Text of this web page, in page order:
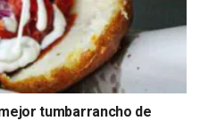
tumbarrancho de